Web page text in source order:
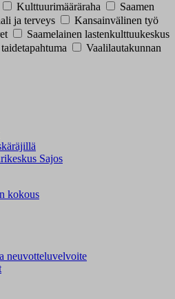
Kulttuurimääräraha
Saamen
ja terveys
Kansainvälinen työ
Saamelainen lastenkulttuukeskus
Vaalilautakunnan
Sajos
kokous
neuvotteluvelvoite